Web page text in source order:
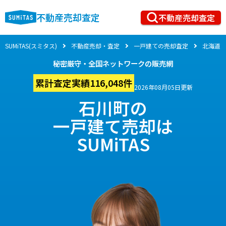
不動産売却査定 不動産売却査定
SUMiTAS(スミタス) 不動産売却・査定 一戸建ての売却査定 北海道
秘密厳守・全国ネットワークの販売網
累計査定実績116,048件 2026年08月05日更新
石川町の
一戸建て売却は
SUMiTAS